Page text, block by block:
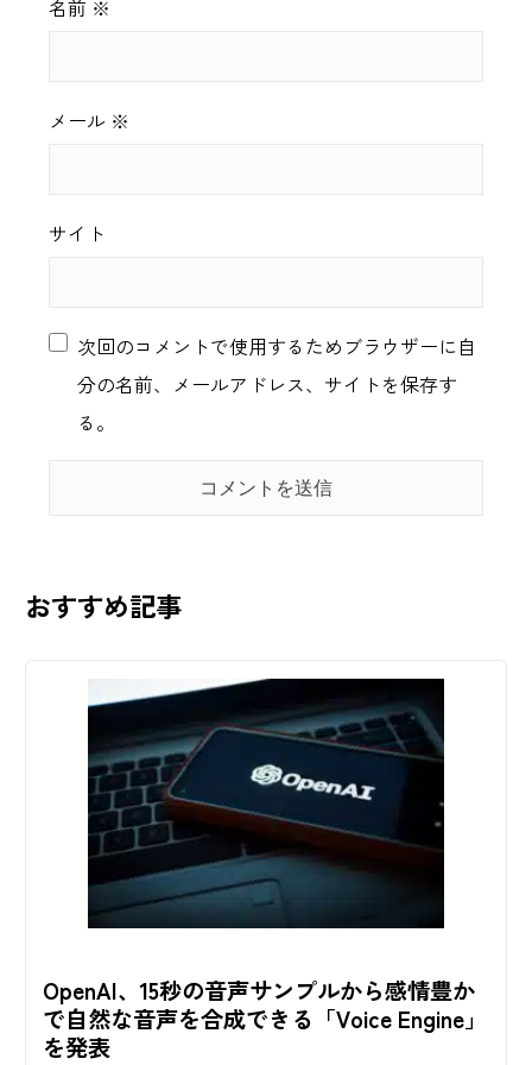
名前 ※
メール ※
サイト
次回のコメントで使用するためブラウザーに自
分の名前、メールアドレス、サイトを保存す
る。
おすすめ記事
OpenAI、15秒の音声サンプルから感情豊か
で自然な音声を合成できる「Voice Engine」
を発表